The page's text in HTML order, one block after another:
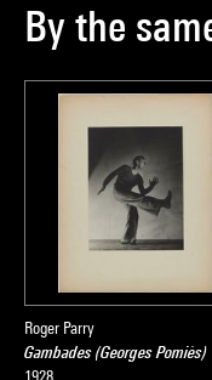
By the
Roger Parry
Gambades (Georges Pomiès)